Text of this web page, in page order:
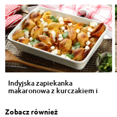
Indyjska zapiekanka
makaronowa z kurczakiem i
Zobacz również